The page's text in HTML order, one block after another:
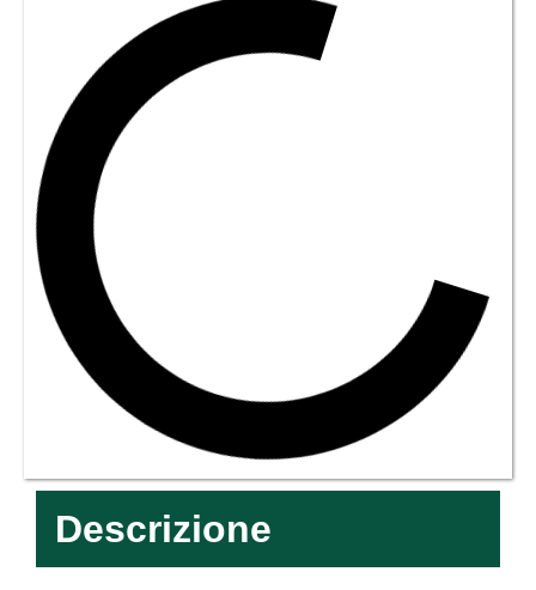
Descrizione